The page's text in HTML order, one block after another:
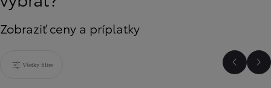
Zobraziť ceny a príplatky
Všetky filtre